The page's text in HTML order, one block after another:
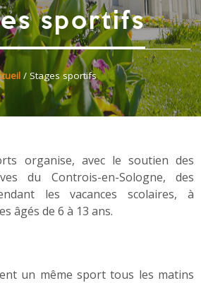
sportifs
/ Stages sportifs
organise, avec le soutien des
du Controis-en-Sologne, des
les vacances scolaires, à
âgés de 6 à 13 ans.
un même sport tous les matins